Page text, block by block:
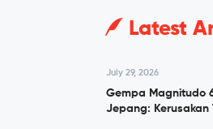
Latest
July 29, 2026
Gempa Magnitudo
Jepang: Kerusakan